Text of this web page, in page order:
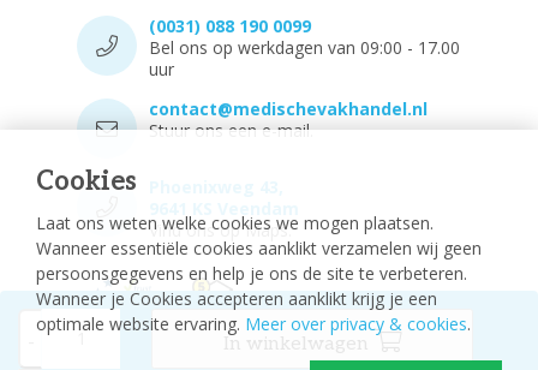
Cookies
Laat ons weten welke cookies we mogen plaatsen.
Wanneer essentiële cookies aanklikt verzamelen wij geen
persoonsgegevens en help je ons de site te verbeteren.
Wanneer je Cookies accepteren aanklikt krijg je een
optimale website ervaring. Meer over privacy & cookies.
(0031) 088 190 0099
Bel ons op werkdagen van 09:00 - 17.00
uur
contact@medischevakhandel.nl
Stuur ons een e-mail.
Vind ons op Maps.